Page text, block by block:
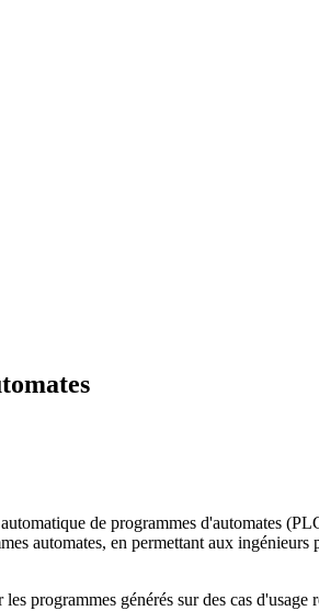
de programmes d'automates
automates, en permettant aux
programmes générés sur des cas